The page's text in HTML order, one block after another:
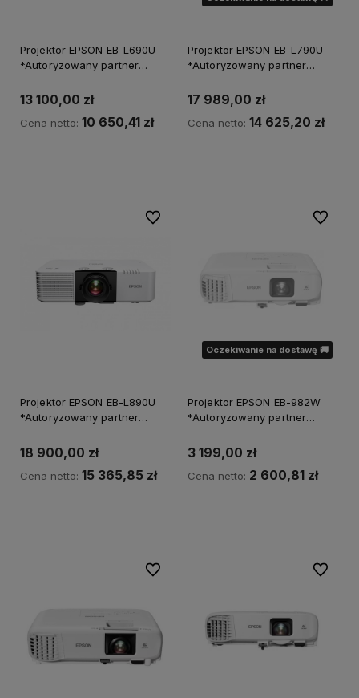
Projektor EPSON EB-L690U
*Autoryzowany partner
13 100,00 zł
Cena netto: 10 650,41 zł
Projektor EPSON EB-L790U
*Autoryzowany partner
17 989,00 zł
Cena netto: 14 625,20 zł
Projektor EPSON EB-L890U
*Autoryzowany partner
18 900,00 zł
Cena netto: 15 365,85 zł
Do ulubionych
Oczekiwanie na dostawę 🚚
Projektor EPSON EB-982W
*Autoryzowany partner
3 199,00 zł
Cena netto: 2 600,81 zł
Do
Do ulubionych Do